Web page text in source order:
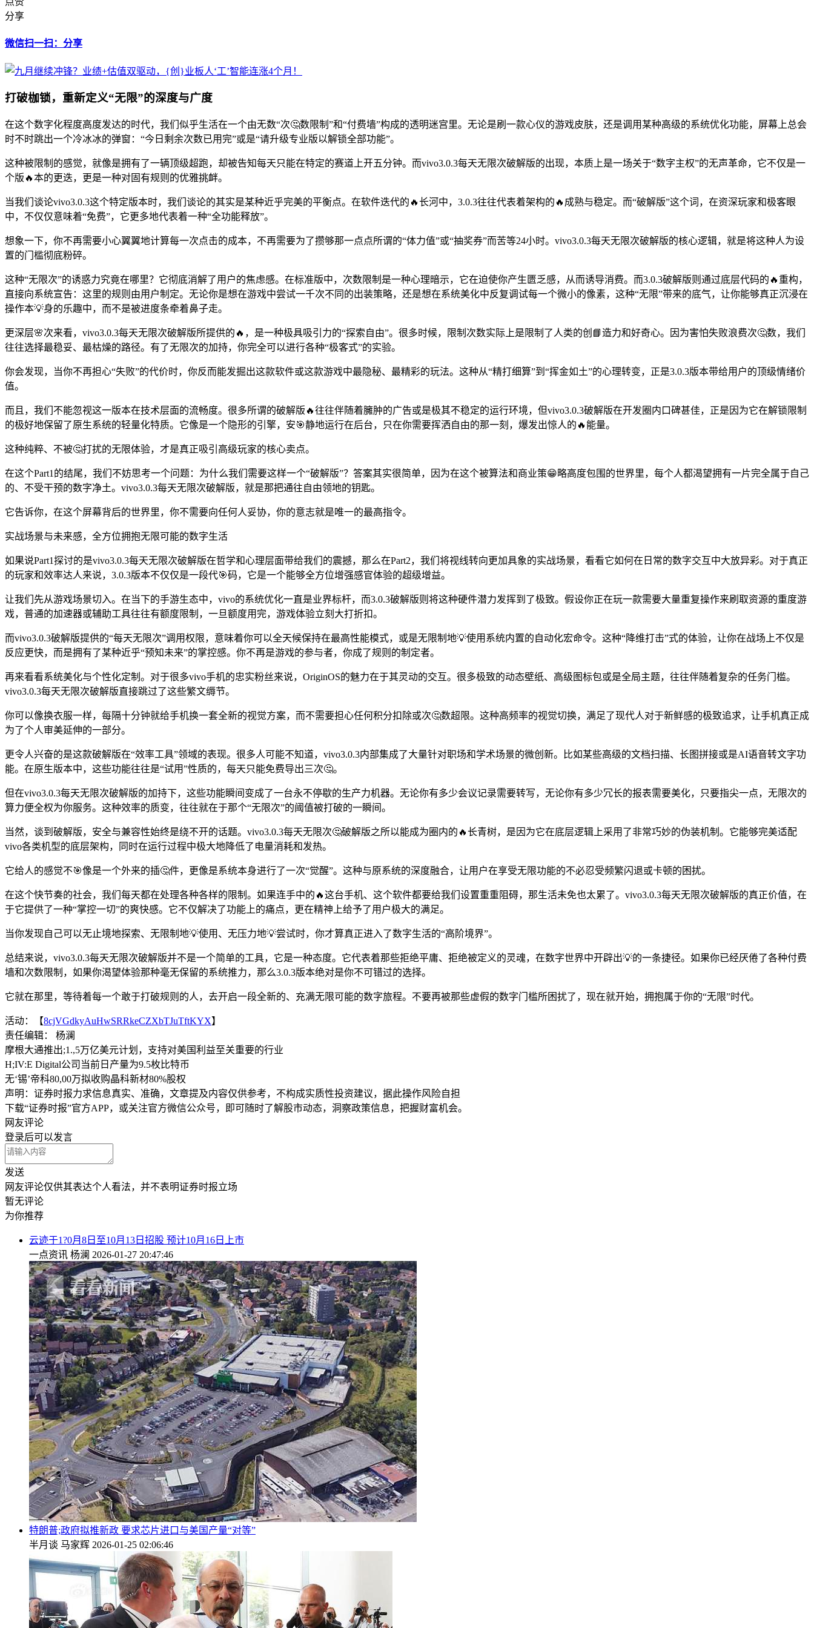
分享
微信扫一扫：分享
打破枷锁，重新定义“无限”的深度与广度
在这个数字化程度高度发达的时代，我们似乎生活在一个由无数“次🤔数限制”和“付费墙”构成的透明迷宫里。无论是刷一款心仪的游戏皮肤，还是调用某种高级的系统优化功能，屏幕上总会
时不时跳出一个冷冰冰的弹窗：“今日剩余次数已用完”或是“请升级专业版以解锁全部功能”。
这种被限制的感觉，就像是拥有了一辆顶级超跑，却被告知每天只能在特定的赛道上开五分钟。而vivo3.0.3每天无限次破解版的出现，本质上是一场关于“数字主权”的无声革命，它不仅是一
个版🔥本的更迭，更是一种对固有规则的优雅挑衅。
当我们谈论vivo3.0.3这个特定版本时，我们谈论的其实是某种近乎完美的平衡点。在软件迭代的🔥长河中，3.0.3往往代表着架构的🔥成熟与稳定。而“破解版”这个词，在资深玩家和极客眼
中，不仅仅意味着“免费”，它更多地代表着一种“全功能释放”。
想象一下，你不再需要小心翼翼地计算每一次点击的成本，不再需要为了攒够那一点点所谓的“体力值”或“抽奖券”而苦等24小时。vivo3.0.3每天无限次破解版的核心逻辑，就是将这种人为设
置的门槛彻底粉碎。
这种“无限次”的诱惑力究竟在哪里？它彻底消解了用户的焦虑感。在标准版中，次数限制是一种心理暗示，它在迫使你产生匮乏感，从而诱导消费。而3.0.3破解版则通过底层代码的🔥重构，
直接向系统宣告：这里的规则由用户制定。无论你是想在游戏中尝试一千次不同的出装策略，还是想在系统美化中反复调试每一个微小的像素，这种“无限”带来的底气，让你能够真正沉浸在
操作本💡身的乐趣中，而不是被进度条牵着鼻子走。
更深层🌸次来看，vivo3.0.3每天无限次破解版所提供的🔥，是一种极具吸引力的“探索自由”。很多时候，限制次数实际上是限制了人类的创📘造力和好奇心。因为害怕失败浪费次🤔数，我们
往往选择最稳妥、最枯燥的路径。有了无限次的加持，你完全可以进行各种“极客式”的实验。
你会发现，当你不再担心“失败”的代价时，你反而能发掘出这款软件或这款游戏中最隐秘、最精彩的玩法。这种从“精打细算”到“挥金如土”的心理转变，正是3.0.3版本带给用户的顶级情绪价
值。
而且，我们不能忽视这一版本在技术层面的流畅度。很多所谓的破解版🔥往往伴随着臃肿的广告或是极其不稳定的运行环境，但vivo3.0.3破解版在开发圈内口碑甚佳，正是因为它在解锁限制
的极好地保留了原生系统的轻量化特质。它像是一个隐形的引擎，安🎯静地运行在后台，只在你需要挥洒自由的那一刻，爆发出惊人的🔥能量。
这种纯粹、不被🤔打扰的无限体验，才是真正吸引高级玩家的核心卖点。
在这个Part1的结尾，我们不妨思考一个问题：为什么我们需要这样一个“破解版”？答案其实很简单，因为在这个被算法和商业策😁略高度包围的世界里，每个人都渴望拥有一片完全属于自己
的、不受干预的数字净土。vivo3.0.3每天无限次破解版，就是那把通往自由领地的钥匙。
它告诉你，在这个屏幕背后的世界里，你不需要向任何人妥协，你的意志就是唯一的最高指令。
实战场景与未来感，全方位拥抱无限可能的数字生活
如果说Part1探讨的是vivo3.0.3每天无限次破解版在哲学和心理层面带给我们的震撼，那么在Part2，我们将视线转向更加具象的实战场景，看看它如何在日常的数字交互中大放异彩。对于真正
的玩家和效率达人来说，3.0.3版本不仅仅是一段代🎯码，它是一个能够全方位增强感官体验的超级增益。
让我们先从游戏场景切入。在当下的手游生态中，vivo的系统优化一直是业界标杆，而3.0.3破解版则将这种硬件潜力发挥到了极致。假设你正在玩一款需要大量重复操作来刷取资源的重度游
戏，普通的加速器或辅助工具往往有额度限制，一旦额度用完，游戏体验立刻大打折扣。
而vivo3.0.3破解版提供的“每天无限次”调用权限，意味着你可以全天候保持在最高性能模式，或是无限制地💡使用系统内置的自动化宏命令。这种“降维打击”式的体验，让你在战场上不仅是
反应更快，而是拥有了某种近乎“预知未来”的掌控感。你不再是游戏的参与者，你成了规则的制定者。
再来看看系统美化与个性化定制。对于很多vivo手机的忠实粉丝来说，OriginOS的魅力在于其灵动的交互。很多极致的动态壁纸、高级图标包或是全局主题，往往伴随着复杂的任务门槛。
vivo3.0.3每天无限次破解版直接跳过了这些繁文缛节。
你可以像换衣服一样，每隔十分钟就给手机换一套全新的视觉方案，而不需要担心任何积分扣除或次🤔数超限。这种高频率的视觉切换，满足了现代人对于新鲜感的极致追求，让手机真正成
为了个人审美延伸的一部分。
更令人兴奋的是这款破解版在“效率工具”领域的表现。很多人可能不知道，vivo3.0.3内部集成了大量针对职场和学术场景的微创新。比如某些高级的文档扫描、长图拼接或是AI语音转文字功
能。在原生版本中，这些功能往往是“试用”性质的，每天只能免费导出三次🤔。
但在vivo3.0.3每天无限次破解版的加持下，这些功能瞬间变成了一台永不停歇的生产力机器。无论你有多少会议记录需要转写，无论你有多少冗长的报表需要美化，只要指尖一点，无限次的
算力便全权为你服务。这种效率的质变，往往就在于那个“无限次”的阈值被打破的一瞬间。
当然，谈到破解版，安全与兼容性始终是绕不开的话题。vivo3.0.3每天无限次🤔破解版之所以能成为圈内的🔥长青树，是因为它在底层逻辑上采用了非常巧妙的伪装机制。它能够完美适配
vivo各类机型的底层架构，同时在运行过程中极大地降低了电量消耗和发热。
它给人的感觉不🎯像是一个外来的插🤔件，更像是系统本身进行了一次“觉醒”。这种与原系统的深度融合，让用户在享受无限功能的不必忍受频繁闪退或卡顿的困扰。
在这个快节奏的社会，我们每天都在处理各种各样的限制。如果连手中的🔥这台手机、这个软件都要给我们设置重重阻碍，那生活未免也太累了。vivo3.0.3每天无限次破解版的真正价值，在
于它提供了一种“掌控一切”的爽快感。它不仅解决了功能上的痛点，更在精神上给予了用户极大的满足。
当你发现自己可以无止境地探索、无限制地💡使用、无压力地💡尝试时，你才算真正进入了数字生活的“高阶境界”。
总结来说，vivo3.0.3每天无限次破解版并不是一个简单的工具，它是一种态度。它代表着那些拒绝平庸、拒绝被定义的灵魂，在数字世界中开辟出💡的一条捷径。如果你已经厌倦了各种付费
墙和次数限制，如果你渴望体验那种毫无保留的系统推力，那么3.0.3版本绝对是你不可错过的选择。
它就在那里，等待着每一个敢于打破规则的人，去开启一段全新的、充满无限可能的数字旅程。不要再被那些虚假的数字门槛所困扰了，现在就开始，拥抱属于你的“无限”时代。
活动：【8cjVGdkyAuHwSRRkeCZXbTJuTftKYX】
责任编辑： 杨澜
摩根大通推出;1.,5万亿美元计划，支持对美国利益至关重要的行业
H;IV:E Digital公司当前日产量为9.5枚比特币
无‘锡’帝科80,00万拟收购晶科新材80%股权
声明：证券时报力求信息真实、准确，文章提及内容仅供参考，不构成实质性投资建议，据此操作风险自担
下载“证券时报”官方APP，或关注官方微信公众号，即可随时了解股市动态，洞察政策信息，把握财富机会。
网友评论
登录后可以发言
发送
网友评论仅供其表达个人看法，并不表明证券时报立场
暂无评论
为你推荐
云迹于1?0月8日至10月13日招股 预计10月16日上市
一点资讯 杨澜 2026-01-27 20:47:46
特朗普;政府拟推新政 要求芯片进口与美国产量“对等”
半月谈 马家辉 2026-01-25 02:06:46